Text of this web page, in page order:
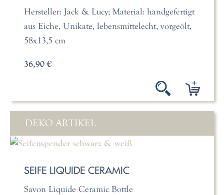
Hersteller: Jack & Lucy; Material: handgefertigt
aus Eiche, Unikate, lebensmittelecht, vorgeölt,
58x13,5 cm
36,90 €
DEKO ARTIKEL
SEIFE LIQUIDE CERAMIC
Savon Liquide Ceramic Bottle